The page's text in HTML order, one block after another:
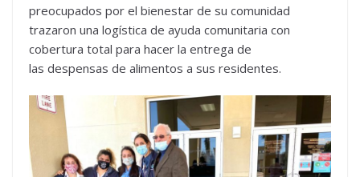
preocupados por el bienestar de su comunidad
trazaron una logística de ayuda comunitaria con
cobertura total para hacer la entrega de
las despensas de alimentos a sus residentes.